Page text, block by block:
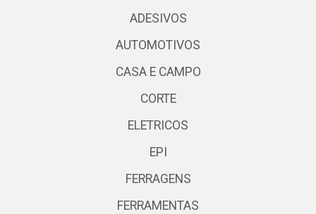
ADESIVOS
AUTOMOTIVOS
CASA E CAMPO
CORTE
ELETRICOS
EPI
FERRAGENS
FERRAMENTAS